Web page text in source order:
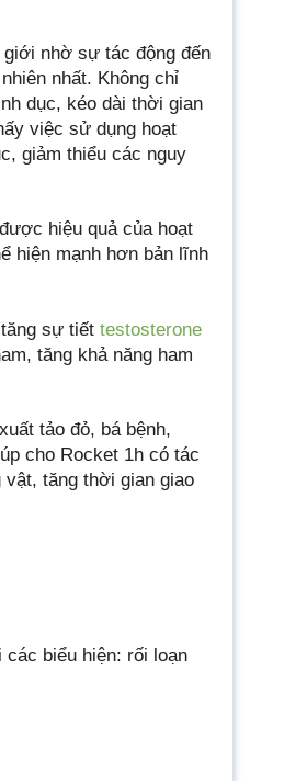
nhờ sự tác động đến
nhất. Không chỉ
dục, kéo dài thời gian
việc sử dụng hoạt
giảm thiểu các nguy
hiệu quả của hoạt
hiện mạnh hơn bản lĩnh
sự tiết testosterone
tăng khả năng ham
tảo đỏ, bá bệnh,
cho Rocket 1h có tác
tăng thời gian giao
biểu hiện: rối loạn